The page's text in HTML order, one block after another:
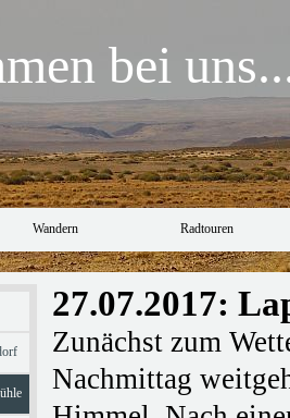
Wandern Radtouren
bei
27.07.2017:
Zunächst zum
Nachmittag